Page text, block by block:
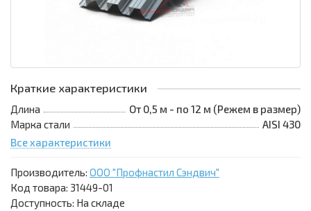
Краткие характеристики
Длина
От 0,5 м - по 12 м (Режем в размер)
Марка стали
AISI 430
Все характеристики
Производитель: ООО "Профнастил Сэндвич"
Код товара: 31449-01
Доступность: На складе